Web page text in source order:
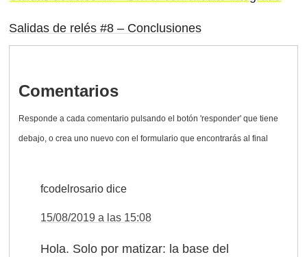
Salidas de relés #8 – Conclusiones
Comentarios
fcodelrosario dice
15/08/2019 a las 15:08
Hola. Solo por matizar: la base del